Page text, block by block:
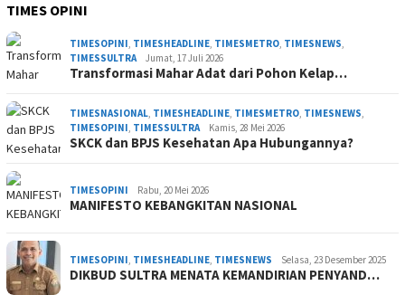
TIMES OPINI
TIMESOPINI, TIMESHEADLINE, TIMESMETRO, TIMESNEWS,
TIMESSULTRA
Jumat, 17 Juli 2026
Transformasi Mahar Adat dari Pohon Kelap…
TIMESNASIONAL, TIMESHEADLINE, TIMESMETRO, TIMESNEWS,
TIMESOPINI, TIMESSULTRA Kamis, 28 Mei 2026
SKCK dan BPJS Kesehatan Apa Hubungannya?
TIMESOPINI Rabu, 20 Mei 2026
MANIFESTO KEBANGKITAN NASIONAL
TIMESOPINI, TIMESHEADLINE, TIMESNEWS Selasa, 23 Desember 2025
DIKBUD SULTRA MENATA KEMANDIRIAN PENYAND…